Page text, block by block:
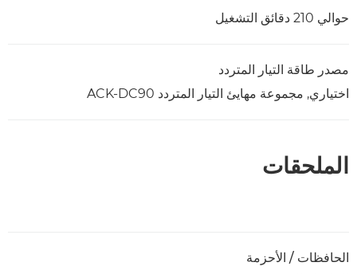
حوالي 210 دقائق التشغيل
مصدر طاقة التيار المتردد
اختياري, مجموعة مهايئ التيار المتردد ACK-DC90
الملحقات
الحافظات / الأحزمة